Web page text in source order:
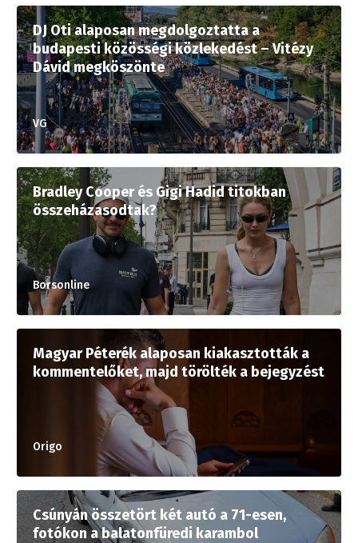
DJ Oti alaposan megdolgoztatta a
budapesti közösségi közlekedést – Vitézy
Dávid megköszönte
VG
Bradley Cooper és Gigi Hadid titokban
összeházasodtak?
Borsonline
Magyar Péterék alaposan kiakasztották a
kommentelőket, majd törölték a bejegyzést
Origo
Csúnyán összetört két autó a 71-esen,
fotókon a balatonfüredi karambol